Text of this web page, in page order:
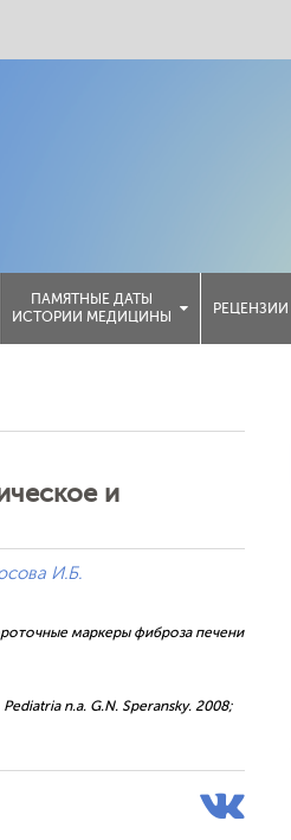
ПАМЯТНЫЕ ДАТЫ
ИСТОРИИ МЕДИЦИНЫ
РЕЦЕНЗИИ
и
И.Б.
маркеры фиброза печени
n.a. G.N. Speransky. 2008;